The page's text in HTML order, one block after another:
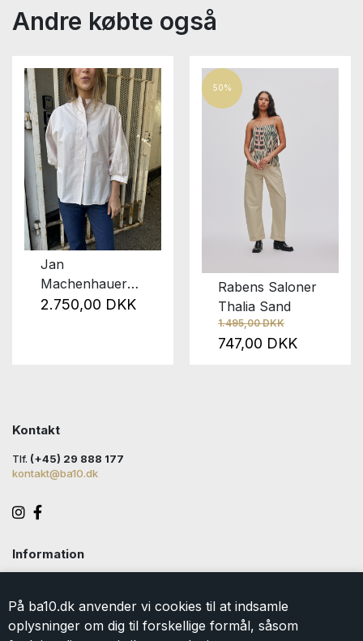
På ba10.dk anvender vi cookies til at indsamle
oplysninger om dig til forskellige formål, såsom
Andre købte også
Jan
Machenhauer
Nina Poplin
2.750,00 DKK
50%
Rabens Saloner
Thalia Sand
1.495,00 DKK
747,00 DKK
Kontakt
Tlf. (+45) 29 888 177
kontakt@ba10.dk
Information
Levering
Returlabel